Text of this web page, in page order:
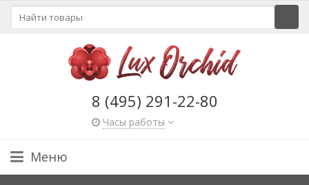
8 (495) 291-22-80
Часы работы
Меню